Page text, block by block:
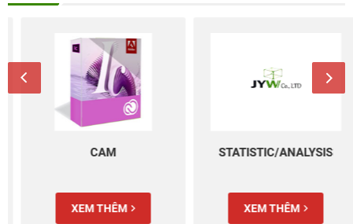
CAM
XEM THÊM
STATISTIC/ANALYSIS
XEM THÊM